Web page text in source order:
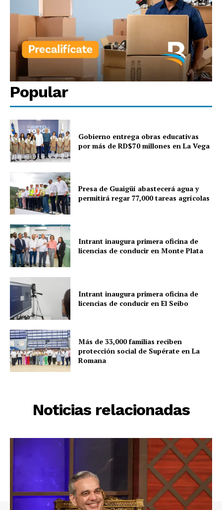
Popular
Gobierno entrega obras educativas
por más de RD$70 millones en La Vega
Presa de Guaigüí abastecerá agua y
permitirá regar 77,000 tareas agrícolas
Intrant inaugura primera oficina de
licencias de conducir en Monte Plata
Intrant inaugura primera oficina de
licencias de conducir en El Seibo
Más de 33,000 familias reciben
protección social de Supérate en La
Romana
Noticias relacionadas